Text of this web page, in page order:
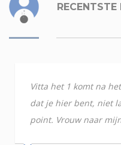
RECENTSTE
Vitta het 1 komt na
dat je hier bent, niet
point. Vrouw naar